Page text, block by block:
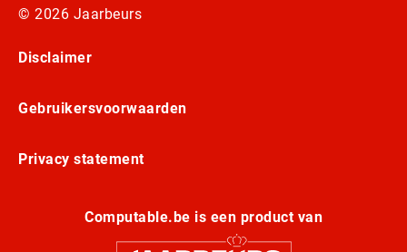
© 2026 Jaarbeurs
Disclaimer
Gebruikersvoorwaarden
Privacy statement
Computable.be is een product van